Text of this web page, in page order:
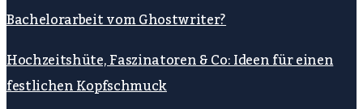
Bachelorarbeit vom Ghostwriter?
Hochzeitshüte, Faszinatoren & Co: Ideen für einen
festlichen Kopfschmuck